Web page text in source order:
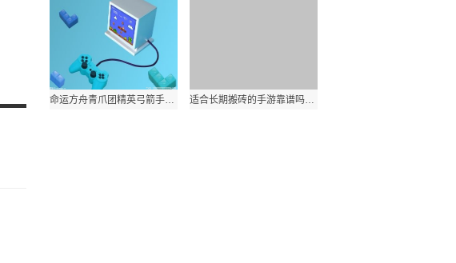
命运方舟青爪团精英弓箭手位置介绍 命运方舟搬砖一小时多少钱？ 适合长期搬砖的手游靠谱吗？适合一个人长期玩的手游安卓的分享